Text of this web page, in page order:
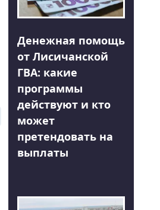
Денежная помощь
от Лисичанской
ГВА: какие
программы
действуют и кто
может
претендовать на
выплаты